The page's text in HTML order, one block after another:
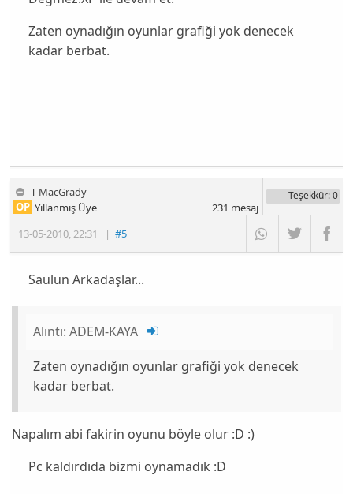
Zaten oynadığın oyunlar grafiği yok denecek
kadar berbat.
T-MacGrady
13-05-2010,22:31 |#5
OP Yıllanmış Üye
Teşekkür: 0
231 mesaj
Saulun Arkadaşlar...
Alıntı:ADEM-KAYA
Zaten oynadığın oyunlar grafiği yok denecek
kadar berbat.
Napalım abi fakirin oyunu böyle olur :D :)
Pc kaldırdıda bizmi oynamadık :D